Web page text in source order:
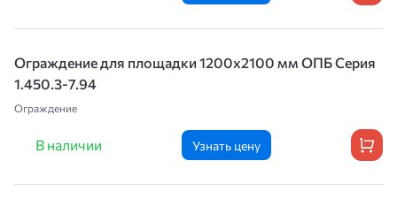
Ограждение для площадки 1200х2100 мм ОПБ Серия
1.450.3-7.94
Ограждение
В наличии Узнать цену